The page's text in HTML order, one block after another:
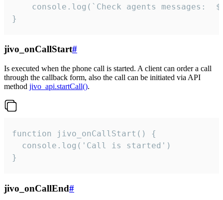
}
jivo_onCallStart#
Is executed when the phone call is started. A client can order a call
through the callback form, also the call can be initiated via API
method jivo_api.startCall().
function jivo_onCallStart() {
  console.log('Call is started')
}
jivo_onCallEnd#